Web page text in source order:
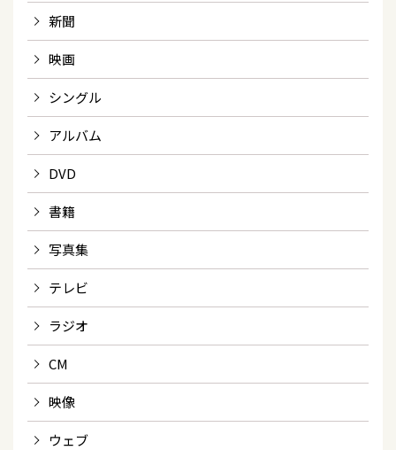
新聞
映画
シングル
アルバム
DVD
書籍
写真集
テレビ
ラジオ
CM
映像
ウェブ